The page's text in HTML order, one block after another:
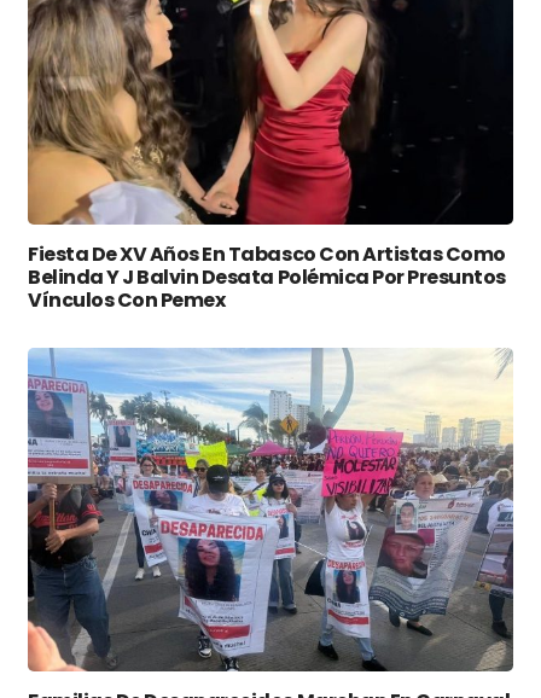
Fiesta De XV Años En Tabasco Con Artistas Como
Belinda Y J Balvin Desata Polémica Por Presuntos
Vínculos Con Pemex